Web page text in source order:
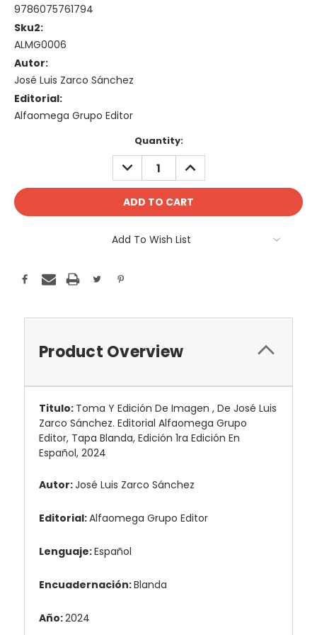
9786075761794
Sku2:
ALMG0006
Autor:
José Luis Zarco Sánchez
Editorial:
Alfaomega Grupo Editor
Quantity:
DECREASE
QUANTITY:
INCREASE
QUANTITY:
Add To Wish List
Product Overview
Titulo: Toma Y Edición De Imagen , De José Luis
Zarco Sánchez. Editorial Alfaomega Grupo
Editor, Tapa Blanda, Edición 1ra Edición En
Español, 2024
Autor:José Luis Zarco Sánchez
Editorial:Alfaomega Grupo Editor
Lenguaje:Español
Encuadernación:Blanda
Año:2024